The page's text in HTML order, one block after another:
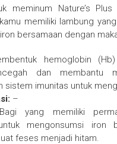
meminum Nature’s
memiliki lambung
bersamaan dengan
hemoglobin
dan membantu
sistem imunitas untuk
–
yang memiliki
mengonsumsi iron
feses menjadi hitam.